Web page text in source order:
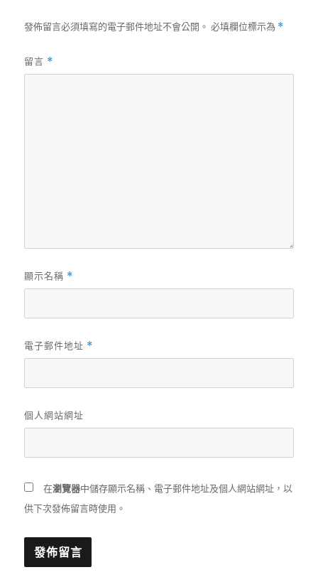
發佈留言必須填寫的電子郵件地址不會公開。 必填欄位標示為 *
留言 *
顯示名稱 *
電子郵件地址 *
個人網站網址
在瀏覽器中儲存顯示名稱、電子郵件地址及個人網站網址，以
供下次發佈留言時使用。